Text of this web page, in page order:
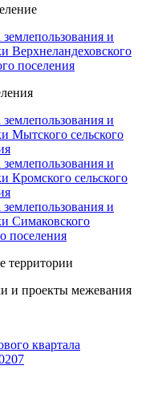
и
Верхнеландеховского
поселения
и
Мытского сельского
и
Кромского сельского
и
Симаковского
поселения
территории
и проекты межевания
квартала